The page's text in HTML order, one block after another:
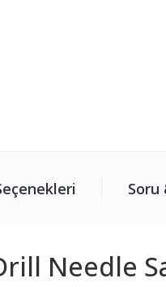
Soru
Needle